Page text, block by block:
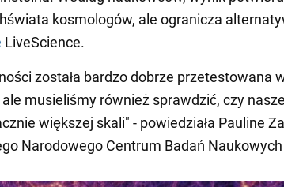
kosmologów, ale ogranicza
LiveScience.
została bardzo dobrze przetestowana
ale musieliśmy również sprawdzić, czy
większej skali" - powiedziała Pauline
Narodowego Centrum Badań Naukowych